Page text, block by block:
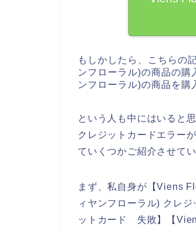
もしかしたら、こちらの
ンフローラル)の商品の
ンフローラル)の商品を購
という人も中にはいると
クレジットカードエラー
ていくつかご紹介させて
まず、私自身が【Viens
ィヤンフローラル) クレ
ットカード 失敗】【